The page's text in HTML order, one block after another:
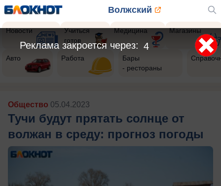
Волжский
Новости
Учиться
готов
Медицина Магазины
Авто Работа
Бары
- рестораны
Общество 05.04.2023
Тучи будут прятать солнце от
волжан в среду: прогноз погоды
2
Реклама закроется через: